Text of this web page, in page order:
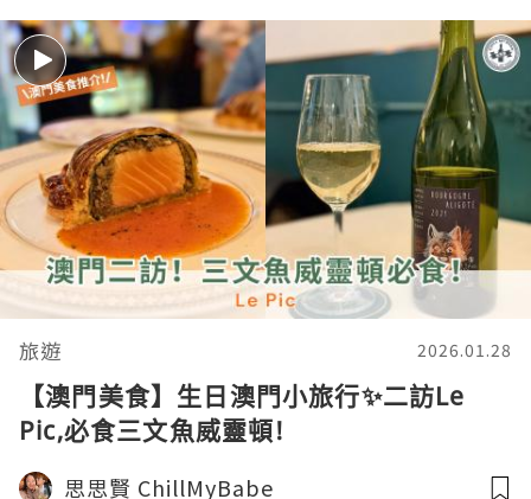
旅遊 2026.01.28
【澳門美食】生日澳門小旅行✨二訪Le
Pic,必食三文魚威靈頓!
思思賢 ChillMyBabe